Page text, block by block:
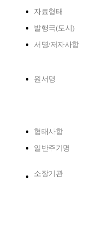
자료형태
발행국(도시)
서명/저자사항
원서명
형태사항
일반주기명
소장기관